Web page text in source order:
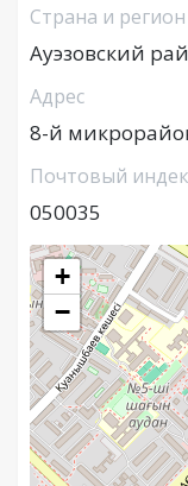
Страна и регион
Ауэзовский
Адрес
8-й
Почтовый
050035
+
−